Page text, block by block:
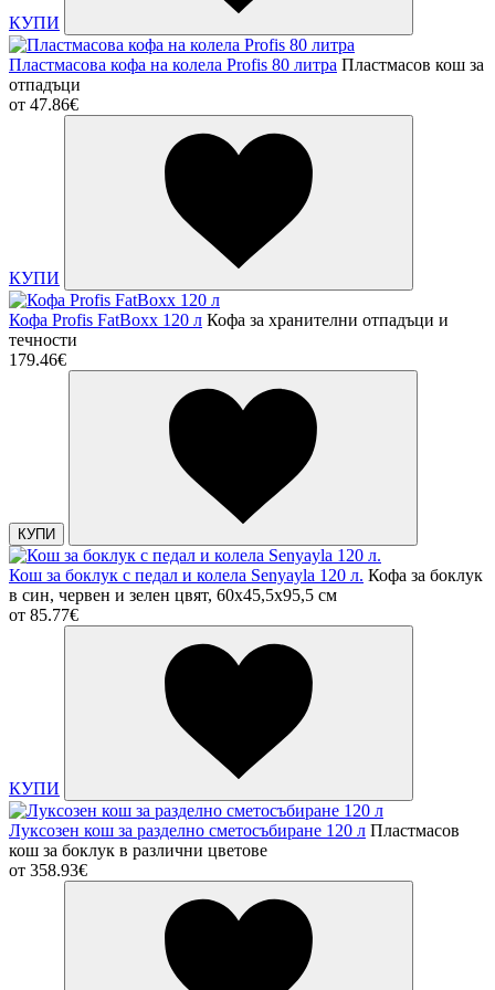
КУПИ
Пластмасова кофа на колела Profis 80 литра Пластмасов кош за
отпадъци
от 47.86€
КУПИ
Кофа Profis FatBoxx 120 л Кофа за хранителни отпадъци и
течности
179.46€
КУПИ
Кош за боклук с педал и колела Senyayla 120 л. Кофа за боклук
в син, червен и зелен цвят, 60x45,5x95,5 cм
от 85.77€
КУПИ
Луксозен кош за разделно сметосъбиране 120 л Пластмасов
кош за боклук в различни цветове
от 358.93€